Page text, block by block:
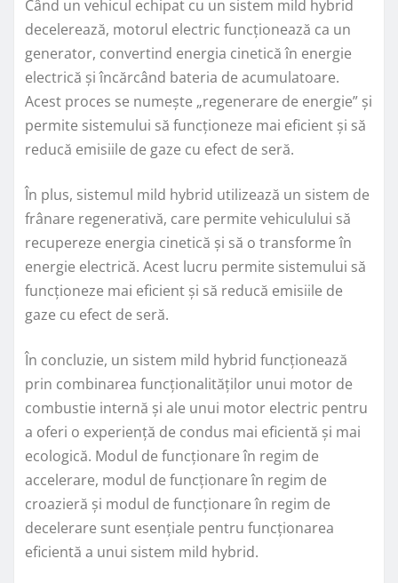
Când un vehicul echipat cu un sistem mild hybrid
decelerează, motorul electric funcționează ca un
generator, convertind energia cinetică în energie
electrică și încărcând bateria de acumulatoare.
Acest proces se numește „regenerare de energie” și
permite sistemului să funcționeze mai eficient și să
reducă emisiile de gaze cu efect de seră.
În plus, sistemul mild hybrid utilizează un sistem de
frânare regenerativă, care permite vehiculului să
recupereze energia cinetică și să o transforme în
energie electrică. Acest lucru permite sistemului să
funcționeze mai eficient și să reducă emisiile de
gaze cu efect de seră.
În concluzie, un sistem mild hybrid funcționează
prin combinarea funcționalităților unui motor de
combustie internă și ale unui motor electric pentru
a oferi o experiență de condus mai eficientă și mai
ecologică. Modul de funcționare în regim de
accelerare, modul de funcționare în regim de
croazieră și modul de funcționare în regim de
decelerare sunt esențiale pentru funcționarea
eficientă a unui sistem mild hybrid.